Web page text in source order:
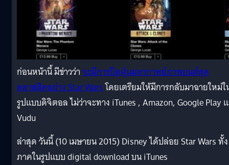
ก่อนหน้านี้ มีข่าวว่าจะมีการปัดฝุ่นมหากาพย์ภาพยนต์สุด
คลาสสิคอย่าง Star Warsโดยเตรียมให้มีการกลับมาฉายใหม่ใ
รูปแบบดิจิตอล ไม่ว่าจะทาง iTunes , Amazon, Google Play
Vudu
ล่าสุด วันนี้ (10 เมษายน 2015) Disney ได้ปล่อย Star Wars ทั้
ภาคในรูปแบบ digital download บน iTunes